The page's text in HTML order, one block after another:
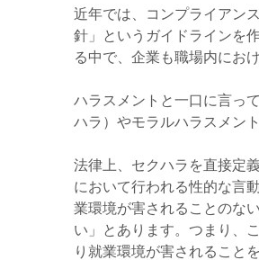
近年では、コンプライアン
針」というガイドラインを
る中で、企業も職場内にお
ハラスメントと一口に言っ
ハラ）やモラルハラスメン
法律上、セクハラを直接定
において行われる性的な言
業環境が害されることのな
い」とあります。つまり、
り就業環境が害されること